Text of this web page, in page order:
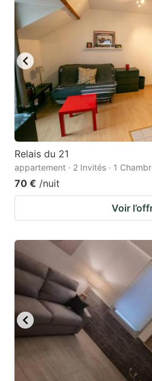
Relais du 21
appartement · 2 Invités · 1
70 € /nuit
Voir